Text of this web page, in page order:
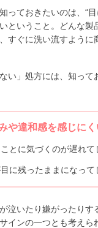
っておきたいのは、“
ということ。どんな製
すぐに洗い流すように
い」処方には、知って
や違和感を感じに
とに気づくのが遅れて
に残ったままになって
泣いたり嫌がったりす
インの一つとも考えら